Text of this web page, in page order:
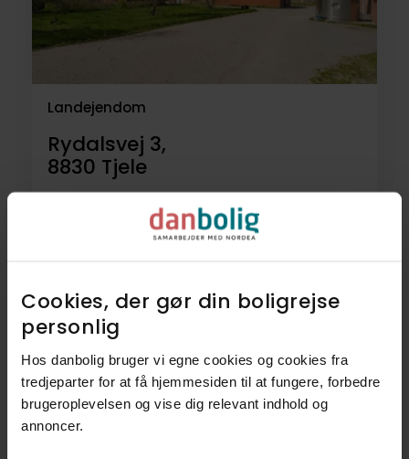
Cookies, der gør din boligrejse
personlig​
Hos danbolig bruger vi egne cookies og cookies fra
tredjeparter for at få hjemmesiden til at fungere, forbedre
brugeroplevelsen og vise dig relevant indhold og
annoncer.​
Landejendom
Rydalsvej 3,
8830 Tjele
184 m² 6 rum
15
Villaer
2
Landejendomme
1
Andelsbolig